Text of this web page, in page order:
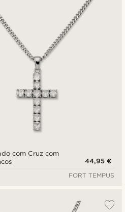
com Cruz com
44,95 €
FORT TEMPUS